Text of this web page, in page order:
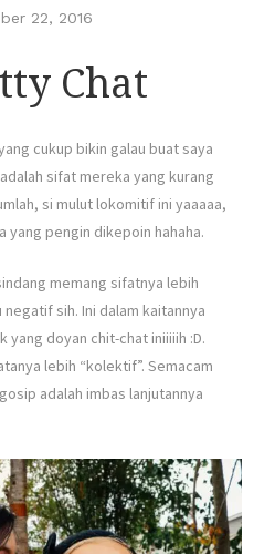
22, 2016
Chat
cukup bikin galau buat saya
sifat mereka yang kurang
si mulut lokomitif ini yaaaaa,
yang pengin dikepoin hahaha.
memang sifatnya lebih
sih. Ini dalam kaitannya
yang doyan chit-chat iniiiiih :D.
lebih “kolektif”. Semacam
adalah imbas lanjutannya